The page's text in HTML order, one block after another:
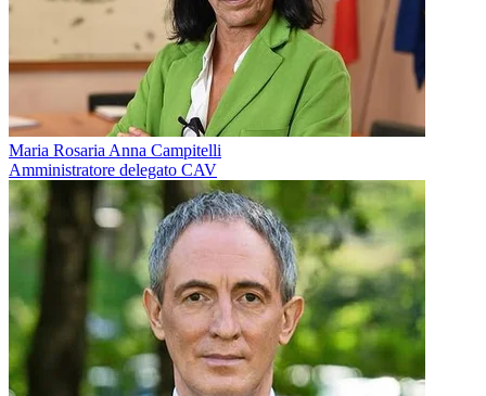
Maria Rosaria Anna Campitelli
Amministratore delegato CAV